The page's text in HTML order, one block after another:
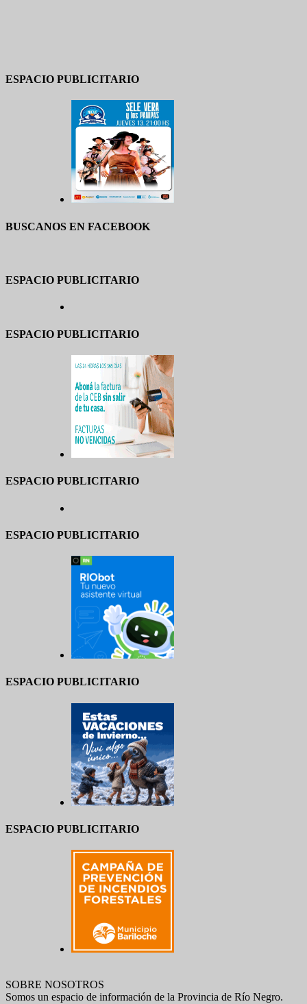
ESPACIO PUBLICITARIO
BUSCANOS EN FACEBOOK
ESPACIO PUBLICITARIO
ESPACIO PUBLICITARIO
ESPACIO PUBLICITARIO
ESPACIO PUBLICITARIO
ESPACIO PUBLICITARIO
ESPACIO PUBLICITARIO
SOBRE NOSOTROS
Somos un espacio de información de la Provincia de Río Negro.